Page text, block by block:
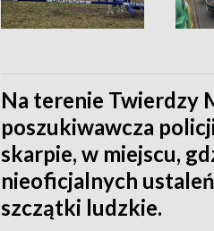
Na terenie Twierdzy
poszukiwawcza
skarpie, w miejscu,
nieoficjalnych
szczątki ludzkie.